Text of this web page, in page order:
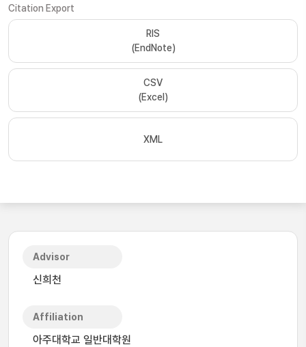
Citation Export
RIS
(EndNote)
CSV
(Excel)
XML
Advisor
신희천
Affiliation
아주대학교 일반대학원